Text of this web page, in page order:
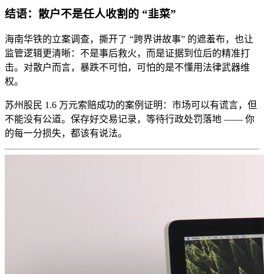
结语：散户不是任人收割的 “韭菜”
海南华铁的立案调查，撕开了 “跨界讲故事” 的遮羞布，也让
监管逻辑更清晰：不是事后救火，而是证据到位后的精准打
击。对散户而言，暴跌不可怕，可怕的是不懂用法律武器维
权。
苏州股民 1.6 万元索赔成功的案例证明：市场可以有谎言，但
不能没有公道。保存好交易记录，等待行政处罚落地 —— 你
的每一分损失，都该有说法。